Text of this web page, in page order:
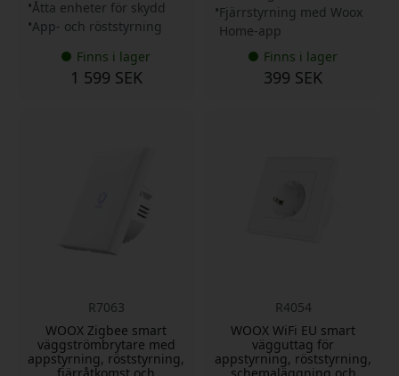
Åtta enheter för skydd
App- och röststyrning
Finns i lager
1 599 SEK
Fjärrstyrning med Woox
Home-app
Finns i lager
399 SEK
R7063
WOOX Zigbee smart
väggströmbrytare med
appstyrning, röststyrning,
fjärråtkomst och
R4054
WOOX WiFi EU smart
vägguttag för
appstyrning, röststyrning,
schemaläggning och